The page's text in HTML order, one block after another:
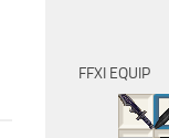
FFXI EQUIP